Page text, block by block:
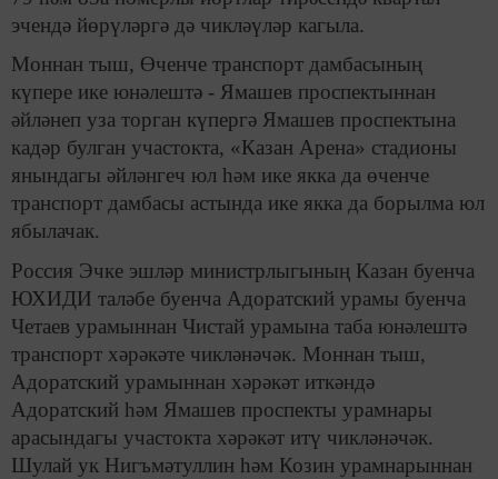
эчендә йөрүләргә дә чикләүләр кагыла.
Моннан тыш, Өченче транспорт дамбасының
күпере ике юнәлештә - Ямашев проспектыннан
әйләнеп уза торган күпергә Ямашев проспектына
кадәр булган участокта, «Казан Арена» стадионы
янындагы әйләнгеч юл һәм ике якка да өченче
транспорт дамбасы астында ике якка да борылма юл
ябылачак.
Россия Эчке эшләр министрлыгының Казан буенча
ЮХИДИ таләбе буенча Адоратский урамы буенча
Четаев урамыннан Чистай урамына таба юнәлештә
транспорт хәрәкәте чикләнәчәк. Моннан тыш,
Адоратский урамыннан хәрәкәт иткәндә
Адоратский һәм Ямашев проспекты урамнары
арасындагы участокта хәрәкәт итү чикләнәчәк.
Шулай ук Нигъмәтуллин һәм Козин урамнарыннан